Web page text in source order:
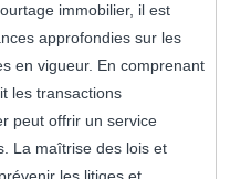
immobilier, il est
approfondies sur les
en vigueur. En comprenant
les transactions
peut offrir un service
La maîtrise des lois et